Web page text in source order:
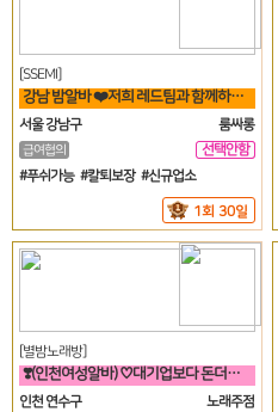
[SSEMI]
강남 밤알바 ❤️저희 레드팀과 함께하실분~~!!❤️
서울 강남구
룸싸롱
급여협의
선택안함
#푸쉬가능 #칼퇴보장 #신규업소
1회 30일
[별밤노래방]
❣️(인천여성알바) ♡대기업보다 돈더벌자 젊은실장♡❣️
인천 연수구
노래주점